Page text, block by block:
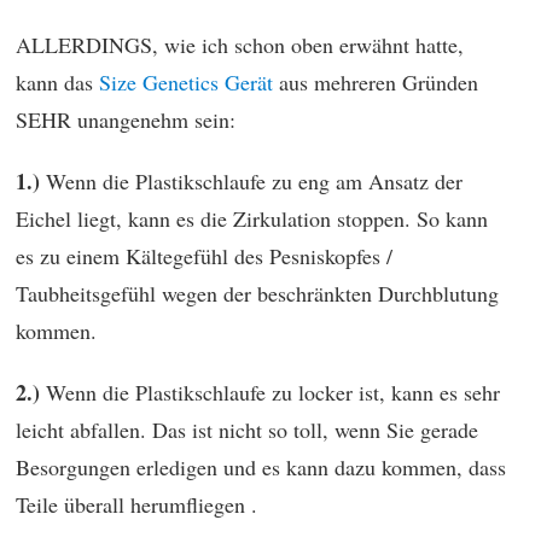
ALLERDINGS, wie ich schon oben erwähnt hatte,
kann das Size Genetics Gerät aus mehreren Gründen
SEHR unangenehm sein:
1.) Wenn die Plastikschlaufe zu eng am Ansatz der
Eichel liegt, kann es die Zirkulation stoppen. So kann
es zu einem Kältegefühl des Pesniskopfes /
Taubheitsgefühl wegen der beschränkten Durchblutung
kommen.
2.) Wenn die Plastikschlaufe zu locker ist, kann es sehr
leicht abfallen. Das ist nicht so toll, wenn Sie gerade
Besorgungen erledigen und es kann dazu kommen, dass
Teile überall herumfliegen .